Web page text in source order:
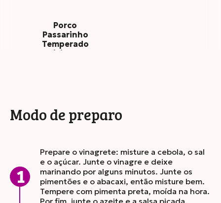
Porco
Passarinho
Temperado
Tradicional 1kg
Modo de preparo
Prepare o vinagrete: misture a cebola, o sal
e o açúcar. Junte o vinagre e deixe
marinando por alguns minutos. Junte os
pimentões e o abacaxi, então misture bem.
Tempere com pimenta preta, moída na hora.
Por fim, junte o azeite e a salsa picada.